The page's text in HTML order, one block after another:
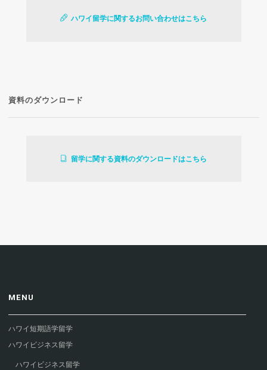
ハワイ留学に関するお問い合わせはこちら
資料のダウンロード
留学に関する資料のダウンロードはこちら
MENU
ハワイ短期語学留学
ハワイビジネス留学
ハワイビジネス留学